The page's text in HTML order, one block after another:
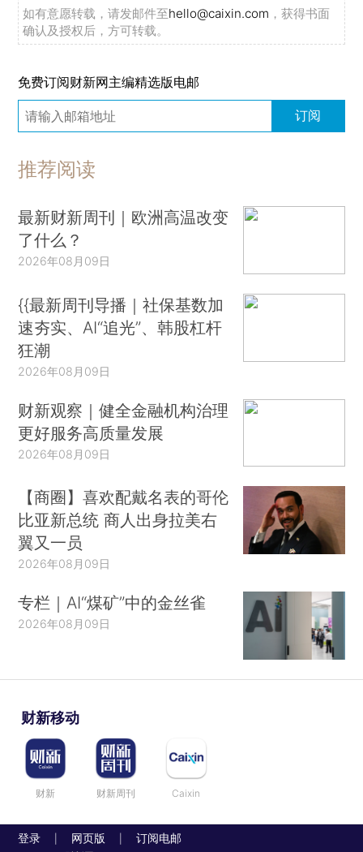
如有意愿转载，请发邮件至hello@caixin.com ，获得书面
确认及授权后，方可转载。
免费订阅财新网主编精选版电邮
订阅
推荐阅读
最新财新周刊｜欧洲高温改变
了什么？
2026年08月09日
{{最新周刊导播｜社保基数加
速夯实、AI“追光”、韩股杠杆
狂潮
2026年08月09日
财新观察｜健全金融机构治理
更好服务高质量发展
2026年08月09日
【商圈】喜欢配戴名表的哥伦
比亚新总统 商人出身拉美右
翼又一员
2026年08月09日
专栏｜AI“煤矿”中的金丝雀
2026年08月09日
财新移动
财新 财新周刊 Caixin
登录 网页版 订阅电邮